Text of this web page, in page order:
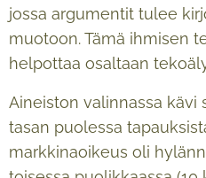
jossa argumentit tulee
muotoon. Tämä ihmisen
helpottaa osaltaan
Aineiston valinnassa kävi
tasan puolessa
markkinaoikeus oli